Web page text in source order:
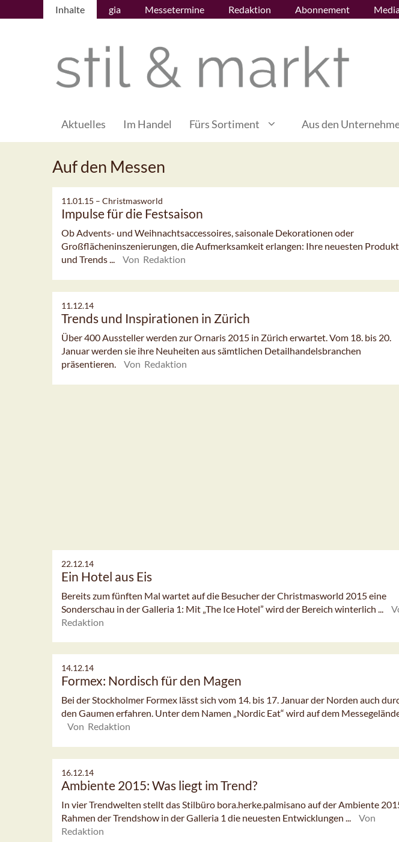
Inhalte gia Messetermine Redaktion Abonnement
Aktuelles Im Handel Fürs Sortiment Aus den
Auf den Messen
11.01.15 – Christmasworld
Impulse für die Festsaison
Ob Advents- und Weihnachtsaccessoires, saisonale Dekorationen oder
Großflächeninszenierungen, die Aufmerksamkeit erlangen: Ihre neuesten
und Trends ...
Von Redaktion
11.12.14
Trends und Inspirationen in Zürich
Über 400 Aussteller werden zur Ornaris 2015 in Zürich erwartet. Vom 18. bis 20.
Januar werden sie ihre Neuheiten aus sämtlichen Detailhandelsbranchen
präsentieren.
Von Redaktion
22.12.14
Ein Hotel aus Eis
Bereits zum fünften Mal wartet auf die Besucher der Christmasworld 2015 eine
Sonderschau in der Galleria 1: Mit „The Ice Hotel” wird der Bereich winterlich ...
Redaktion
14.12.14
Formex: Nordisch für den Magen
Bei der Stockholmer Formex lässt sich vom 14. bis 17. Januar der Norden auch
den Gaumen erfahren. Unter dem Namen „Nordic Eat“ wird auf dem
Von Redaktion
16.12.14
Ambiente 2015: Was liegt im Trend?
In vier Trendwelten stellt das Stilbüro bora.herke.palmisano auf der Ambiente
Rahmen der Trendshow in der Galleria 1 die neuesten Entwicklungen ...
Von
Redaktion